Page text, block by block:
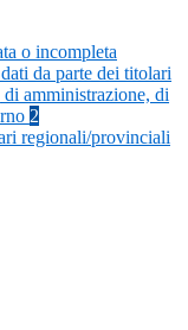
o incompleta
da parte dei titolari
amministrazione, di
2
regionali/provinciali